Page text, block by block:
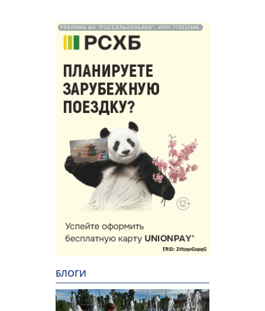
РЕКЛАМА АО "РОССЕЛЬХОЗБАНК". ИНН 772511448.
БЛОГИ